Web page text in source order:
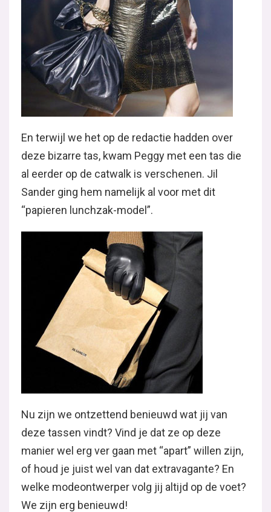
En terwijl we het op de redactie hadden over
deze bizarre tas, kwam Peggy met een tas die
al eerder op de catwalk is verschenen. Jil
Sander ging hem namelijk al voor met dit
“papieren lunchzak-model”.
Nu zijn we ontzettend benieuwd wat jij van
deze tassen vindt? Vind je dat ze op deze
manier wel erg ver gaan met “apart” willen zijn,
of houd je juist wel van dat extravagante? En
welke modeontwerper volg jij altijd op de voet?
We zijn erg benieuwd!